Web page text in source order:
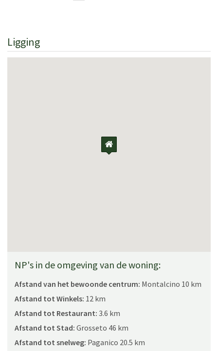
Ligging
NP's in de omgeving van de woning:
Afstand van het bewoonde centrum: Montalcino 10 km
Afstand tot Winkels: 12 km
Afstand tot Restaurant: 3.6 km
Afstand tot Stad: Grosseto 46 km
Afstand tot snelweg: Paganico 20.5 km